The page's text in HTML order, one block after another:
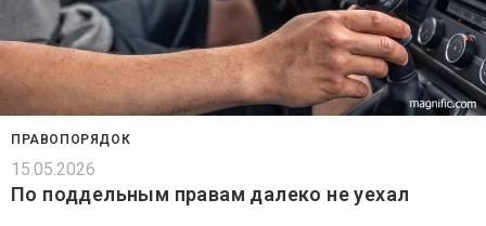
ПРАВОПОРЯДОК
15.05.2026
По поддельным правам далеко не уехал